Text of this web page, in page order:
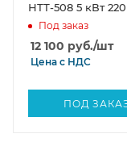
НТТ-508 5 кВт
Под заказ
12 100 руб./шт
Цена с НДС
ПОД